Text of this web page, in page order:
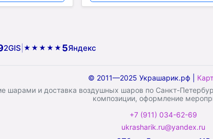
2GIS ★★★★★ 5Яндекс
© 2011—2025 Украшарик.рф |
и доставка воздушных шаров по Санкт-
композиции, оформление
+7 (911) 034-62-69
ukrasharik.ru@yandex.ru